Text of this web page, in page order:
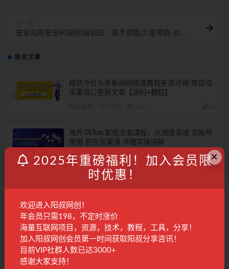
安卓应用安全SO进阶培训班：高手带路,少走弯路-价值
相关文章
精仿今日头条新闻网搭建教程亲测可用 带自动
采集接口更新文章【源码+教程】
海外TikTok/影视全套课程，从搭建渠道 到账号
使用 到变现渠道 详细实操讲解
tiktok专区 3年前 1.7K 28
外面收费998最新版微信壁纸小程序搭建教程，
软件挂机
对外收费699抖音傻瓜式一键搬运，起号专用5
分钟一个视频《软件+详细教程》
精品课程
×
2025年重磅福利！加入会员限
时优惠！
欢迎进入阳叔网创！
年会员只需198，不定时涨价
海量互联网项目，资源，技术，教程，工具，分享！
加入阳叔网创会员第一时间获取阳叔分享咨讯！
目前VIP社群人数已达3000+
感谢大家支持！